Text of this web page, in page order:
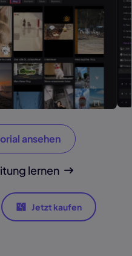
ansehen
lernen
Jetzt kaufen